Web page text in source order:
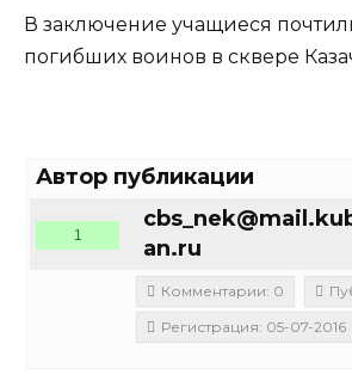
В заключение учащиеся
погибших воинов в сквере
Автор публикации
an.ru
1
Комментарии: 0
Регистрация: 05-07-2016